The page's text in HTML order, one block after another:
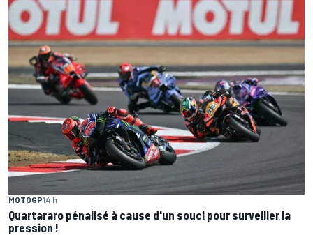
MOTOGP14 h
Quartararo pénalisé à cause d'un souci pour surveiller la
pression !